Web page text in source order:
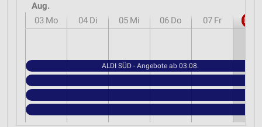
Aug.
03 Mo 04 Di 05 Mi 06 Do 07 Fr 08
ALDI SÜD - Angebote ab 03.08.